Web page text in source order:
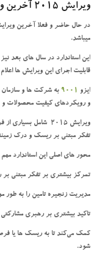
ویرایش 2015 آخرین ویرایش قابل اجرای ایزو 9001
میباشد.
قابلیت اجرای این ویرایش ها
ایزو 9001 به شرکت ‌ها و
و رویکردهای کیفیت محصولات و
ویرایش 2015 شامل
تفکر مبتنی بر ریسک و درک
محور های اصلی این استاندارد
تمرکز بیشتری بر تفکر مبتنی
مدیریت زنجیره تامین را به طور
تاکید بیشتری بر رهبری مشارکتی
کمک می‌کند تا به ریسک ‌ها یا
شود.